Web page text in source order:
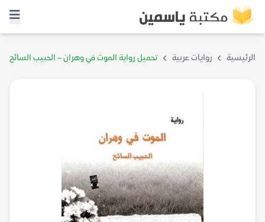
الرئيسية روايات عربية تحميل رواية الموت في وهران – الحبيب السائح